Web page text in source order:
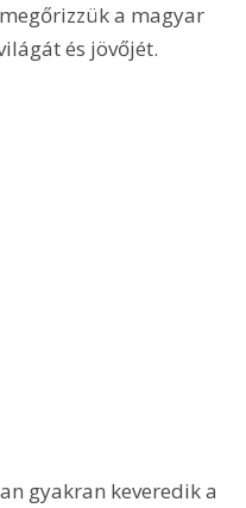
a magyar
és jövőjét.
gyakran keveredik a